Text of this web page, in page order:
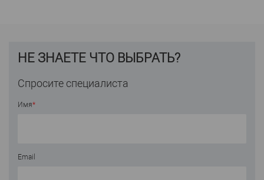
НЕ ЗНАЕТЕ ЧТО ВЫБРАТЬ?
Спросите специалиста
Имя*
Email